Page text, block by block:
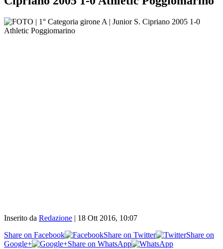
Inserito da Redazione | 18 Ott 2016, 10:07
Share on Facebook
Share on Twitter
Share on
Google+
Share on WhatsApp